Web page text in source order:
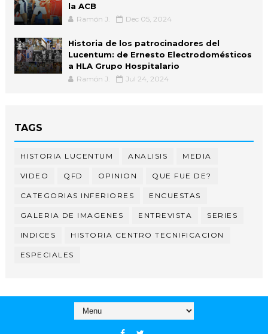
la ACB
Ramón J. Dec 05, 2024
Historia de los patrocinadores del
Lucentum: de Ernesto Electrodomésticos
a HLA Grupo Hospitalario
Ramón J. Jul 24, 2024
TAGS
HISTORIA LUCENTUM ANALISIS MEDIA
VIDEO QFD OPINION QUE FUE DE?
CATEGORIAS INFERIORES ENCUESTAS
GALERIA DE IMAGENES ENTREVISTA SERIES
INDICES HISTORIA CENTRO TECNIFICACION
ESPECIALES